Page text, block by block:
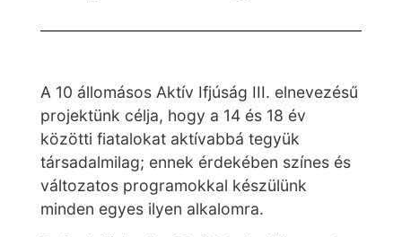
A 10 állomásos Aktív Ifjúság III. elnevezésű
projektünk célja, hogy a 14 és 18 év
közötti fiatalokat aktívabbá tegyük
társadalmilag; ennek érdekében színes és
változatos programokkal készülünk
minden egyes ilyen alkalomra.